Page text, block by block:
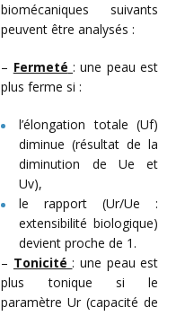
biomécaniques suivants
peuvent être analysés :
– Fermeté : une peau est
plus ferme si :
l’élongation totale (Uf)
diminue (résultat de la
diminution de Ue et
Uv),
le rapport (Ur/Ue :
extensibilité biologique)
devient proche de 1.
– Tonicité : une peau est
plus tonique si le
paramètre Ur (capacité de